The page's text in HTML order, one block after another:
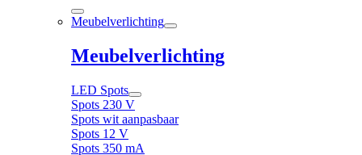
Meubelverlichting
Meubelverlichting
LED Spots
Spots 230 V
Spots wit aanpasbaar
Spots 12 V
Spots 350 mA